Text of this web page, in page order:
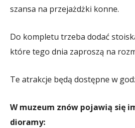
szansa na przejażdżki konne.
Do kompletu trzeba dodać
które tego dnia zaproszą na
Te atrakcje będą dostępne w
W muzeum znów pojawią się
dioramy: